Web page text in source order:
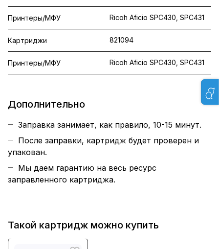
Принтеры/МФУ Ricoh Aficio SPC430, SPC431
Картриджи 821094
Принтеры/МФУ Ricoh Aficio SPC430, SPC431
Дополнительно
Заправка занимает, как правило, 10-15 минут.
После заправки, картридж будет проверен и
упакован.
Мы даем гарантию на весь ресурс
заправленного картриджа.
Такой картридж можно купить